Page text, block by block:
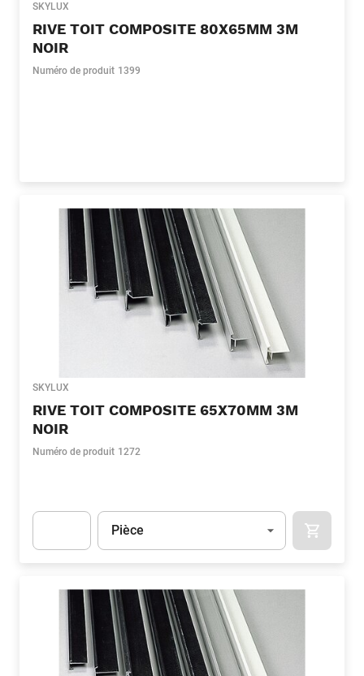
SKYLUX
RIVE TOIT COMPOSITE 80X65MM 3M
NOIR
Numéro de produit 1399
SKYLUX
RIVE TOIT COMPOSITE 65X70MM 3M
NOIR
Numéro de produit 1272
Unité
Pièce